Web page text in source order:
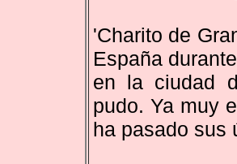
'Charito de
España
en la ciudad
pudo. Ya muy
ha pasado sus